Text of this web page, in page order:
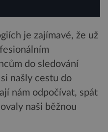
je zajímavé, že už
do sledování
našly cestu do
nám odpočívat, spát
naši běžnou